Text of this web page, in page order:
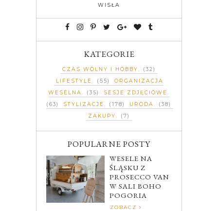
WISŁA
KATEGORIE
CZAS WOLNY I HOBBY
(32)
LIFESTYLE
(55)
ORGANIZACJA
WESELNA
(35)
SESJE ZDJĘCIOWE
(63)
STYLIZACJE (178) URODA
(38)
ZAKUPY
(7)
POPULARNE POSTY
WESELE NA
ŚLĄSKU Z
PROSECCO VAN
W SALI BOHO
POGORIA
ZOBACZ